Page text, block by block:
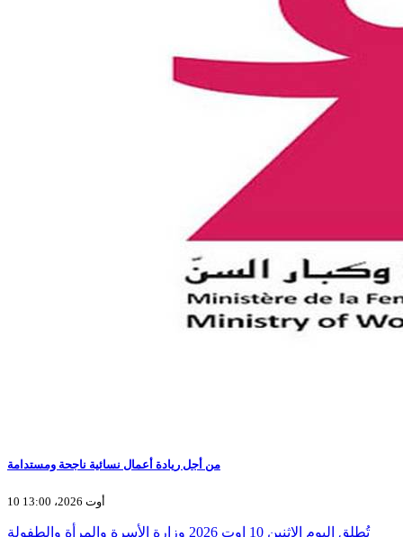
من أجل ريادة أعمال نسائية ناجحة ومستدامة
10 أوت 2026، 13:00
تُطلق اليوم الاثنين 10 اوت 2026 وزارة الأسرة والمرأة والطفولة